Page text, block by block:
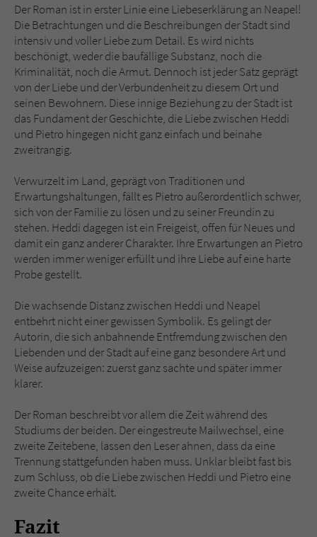
Der Roman ist in erster Linie eine Liebeserklärung an Neapel!
Die Betrachtungen und die Beschreibungen der Stadt sind
intensiv und voller Liebe zum Detail. Es wird nichts
beschönigt, weder die baufällige Substanz, noch die
Kriminalität, noch die Armut. Dennoch ist jeder Satz geprägt
von der Liebe und der Verbundenheit zu diesem Ort und
seinen Bewohnern. Diese innige Beziehung zu der Stadt ist
das Fundament der Geschichte, die Liebe zwischen Heddi
und Pietro hingegen nicht ganz einfach und beinahe
zweitrangig.
Verwurzelt im Land, geprägt von Traditionen und
Erwartungshaltungen, fällt es Pietro außerordentlich schwer,
sich von der Familie zu lösen und zu seiner Freundin zu
stehen. Heddi dagegen ist ein Freigeist, offen für Neues und
damit ein ganz anderer Charakter. Ihre Erwartungen an Pietro
werden immer weniger erfüllt und ihre Liebe auf eine harte
Probe gestellt.
Die wachsende Distanz zwischen Heddi und Neapel
entbehrt nicht einer gewissen Symbolik. Es gelingt der
Autorin, die sich anbahnende Entfremdung zwischen den
Liebenden und der Stadt auf eine ganz besondere Art und
Weise aufzuzeigen: zuerst ganz sachte und später immer
klarer.
Der Roman beschreibt vor allem die Zeit während des
Studiums der beiden. Der eingestreute Mailwechsel, eine
zweite Zeitebene, lassen den Leser ahnen, dass da eine
Trennung stattgefunden haben muss. Unklar bleibt fast bis
zum Schluss, ob die Liebe zwischen Heddi und Pietro eine
zweite Chance erhält.
Fazit